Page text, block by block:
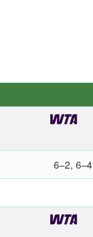
6–2, 6–4